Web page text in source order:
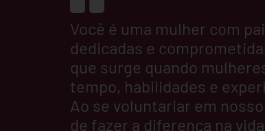
Você é uma mulher com
dedicadas e
que surge quando
tempo, habilidades e
Ao se voluntariar em
de fazer a diferença na